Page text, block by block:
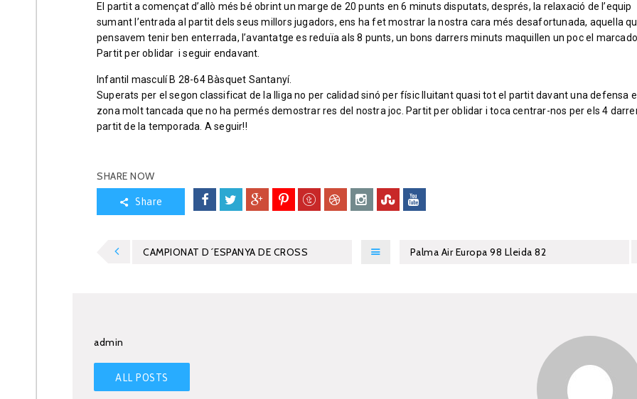
El partit a començat d’allò més bé obrint un marge de 20 punts en 6 minuts disputats, després, la relaxació de l’equip
sumant l’entrada al partit dels seus millors jugadors, ens ha fet mostrar la nostra cara més desafortunada, aquella
pensavem tenir ben enterrada, l’avantatge es reduïa als 8 punts, un bons darrers minuts maquillen un poc el
Partit per oblidar i seguir endavant.
Infantil masculí B 28-64 Bàsquet Santanyí.
Superats per el segon classificat de la lliga no per calidad sinó per físic lluitant quasi tot el partit davant una defensa
zona molt tancada que no ha permés demostrar res del nostra joc. Partit per oblidar i toca centrar-nos per els 4
partit de la temporada. A seguir!!
SHARE NOW
Share
CAMPIONAT D´ESPANYA DE CROSS Palma Air Europa 98 Lleida 82
admin
ALL POSTS